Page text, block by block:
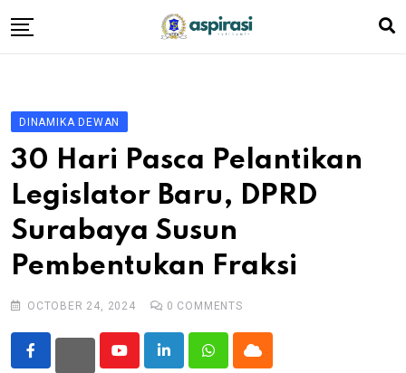
to
Berita
Komen Warga
Podcast
Tentang Kami
DINAMIKA DEWAN
30 Hari Pasca Pelantikan
Legislator Baru, DPRD
Surabaya Susun
Pembentukan Fraksi
OCTOBER 24, 2024 0 COMMENTS
YoutubeLinkedInWhatsappCloud